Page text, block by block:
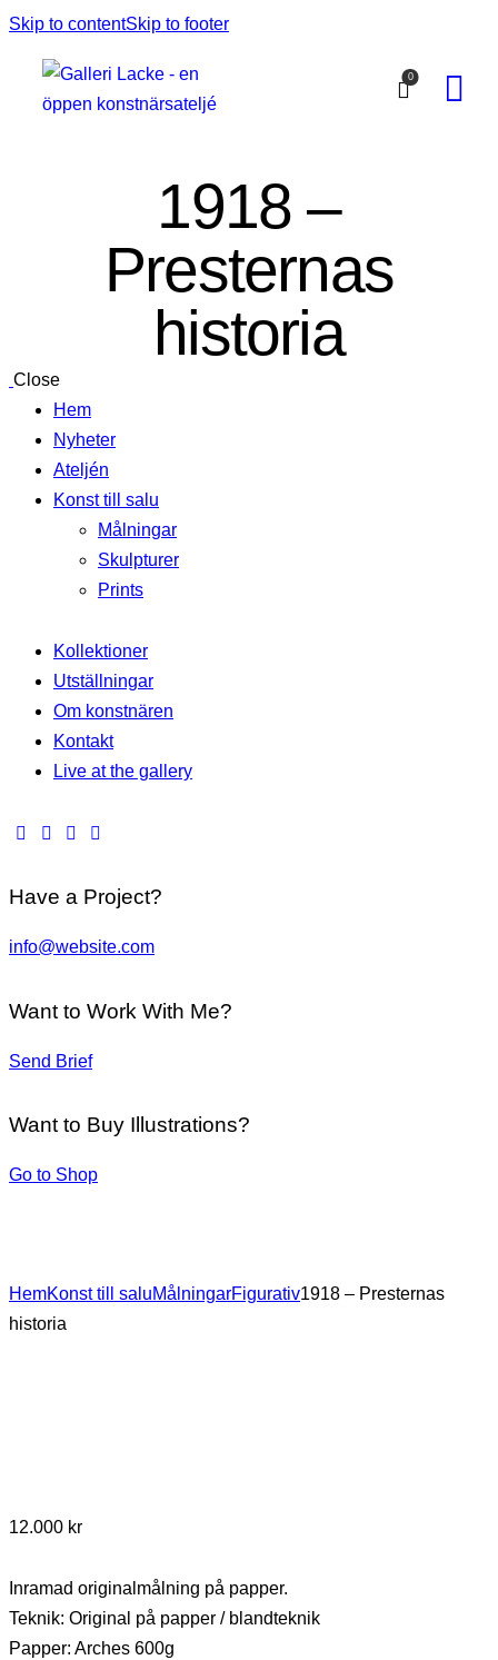
Skip to contentSkip to footer
0
1918 –
Presternas
historia
Close
Hem
Nyheter
Ateljén
Konst till salu
Målningar
Skulpturer
Prints
Kollektioner
Utställningar
Om konstnären
Kontakt
Live at the gallery
Have a Project?
info@website.com
Want to Work With Me?
Send Brief
Want to Buy Illustrations?
Go to Shop
HemKonst till saluMålningarFigurativ1918 – Presternas
historia
12.000 kr
Inramad originalmålning på papper.
Teknik: Original på papper / blandteknik
Papper: Arches 600g